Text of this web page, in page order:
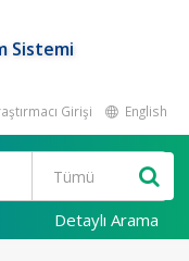
Sistemi
Girişi English
Detaylı Arama